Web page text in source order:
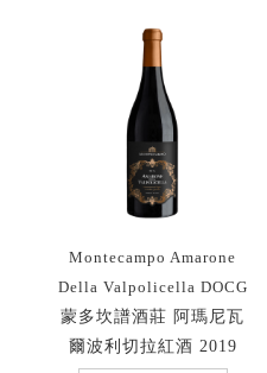
Montecampo Amarone
Della Valpolicella DOCG
蒙多坎譜酒莊 阿瑪尼瓦
爾波利切拉紅酒 2019